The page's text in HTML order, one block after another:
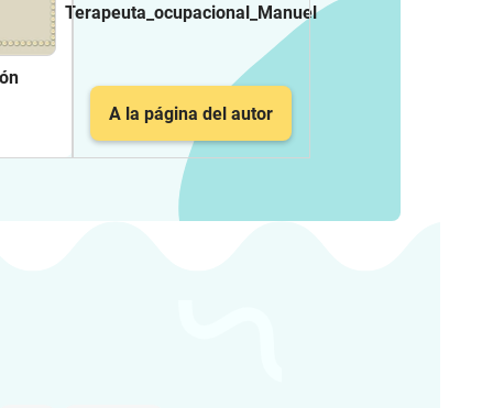
Terapeuta_ocupacional_Manuel
A la página del autor